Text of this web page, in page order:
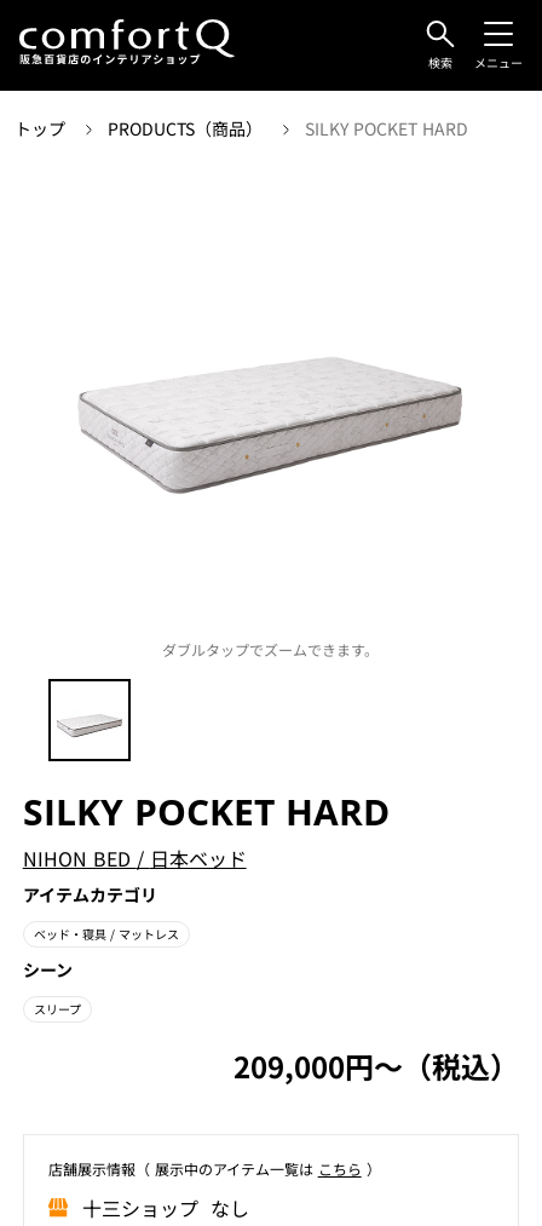
検索 メニュー
トップ PRODUCTS（商品） SILKY POCKET HARD
ダブルタップでズームできます。
SILKY POCKET HARD
NIHON BED / 日本ベッド
アイテムカテゴリ
ベッド・寝具 / マットレス
シーン
スリープ
209,000円〜（税込）
店舗展⽰情報（ 展⽰中のアイテム⼀覧は こちら ）
⼗三ショップ なし